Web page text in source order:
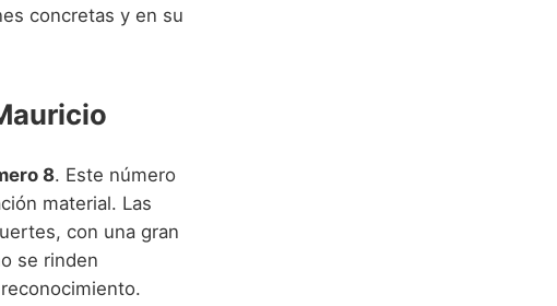
concretas y en su
8. Este número
material. Las
con una gran
se rinden